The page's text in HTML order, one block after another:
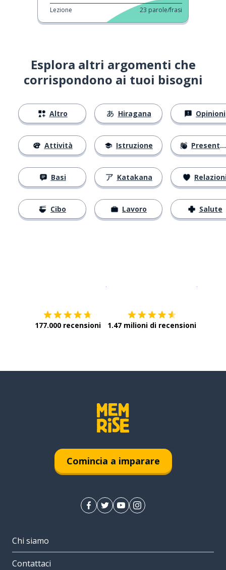
Lezione 23 parole/frasi
Esplora altri argomenti che
corrispondono ai tuoi bisogni
Altro
Attività
Basi
Cibo
Hiragana
Istruzione
Katakana
Lavoro
Opinioni
Presentarsi
Salute
177.000 recensioni 1.47 milioni di recensioni
Comincia a imparare
Chi siamo
Contattaci